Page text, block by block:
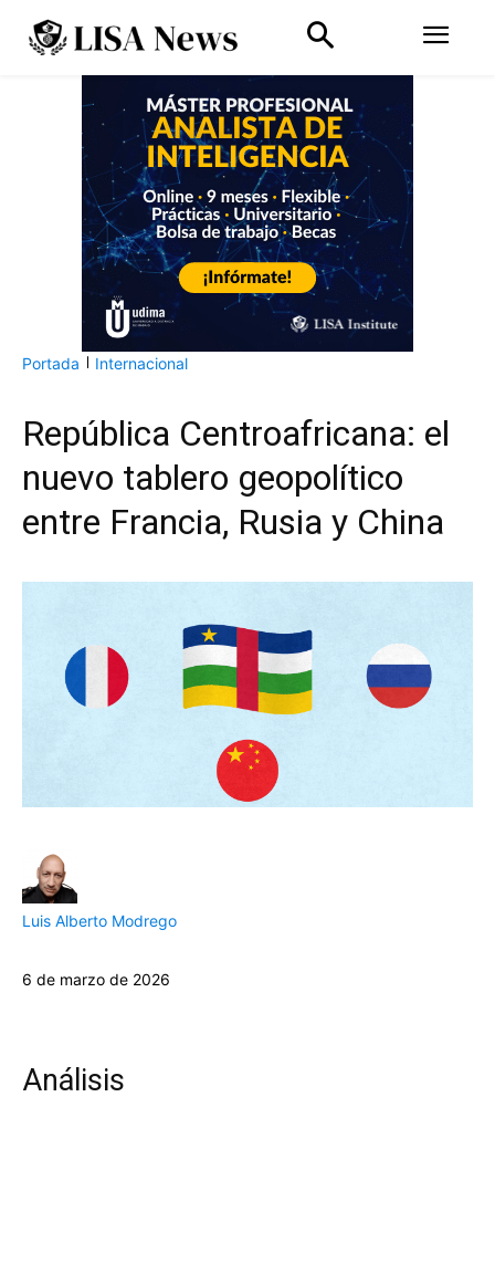
Portada Internacional
República Centroafricana: el
nuevo tablero geopolítico
entre Francia, Rusia y China
Luis Alberto Modrego
6 de marzo de 2026
Análisis